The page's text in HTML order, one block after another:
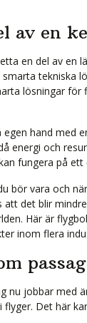
av en
en del av en
tekniska
lösningar för
hand med
energi och
fungera på ett
bör vara och
det blir
Här är
inom flera
nu jobbar med
Det här